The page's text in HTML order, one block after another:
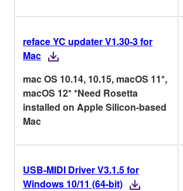
reface YC updater V1.30-3 for
Mac
mac OS 10.14, 10.15, macOS 11*,
macOS 12* *Need Rosetta
installed on Apple Silicon-based
Mac
USB-MIDI Driver V3.1.5 for
Windows 10/11 (64-bit)